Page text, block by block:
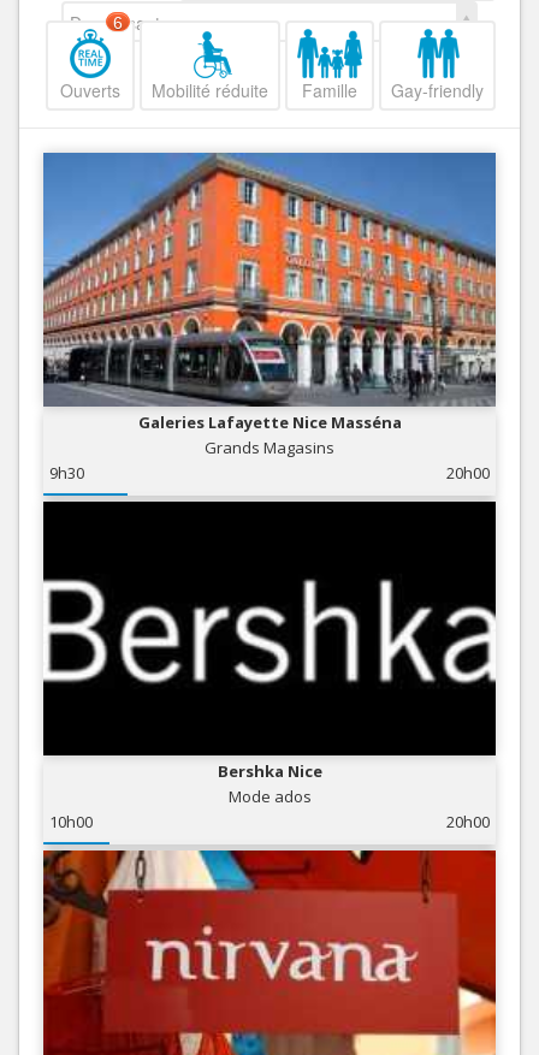
Decroissant
Ouverts
6
Mobilité réduite Famille Gay-friendly
Galeries Lafayette Nice Masséna
Grands Magasins
9h30
20h00
Bershka Nice
Mode ados
10h00
20h00